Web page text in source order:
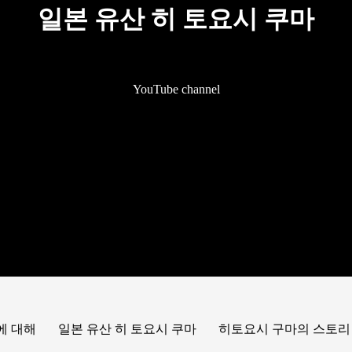
일본 유산 히 토요시 쿠마
YouTube channel
대해 일본 유산 히 토요시 쿠마 히토요시 구마의 스토리